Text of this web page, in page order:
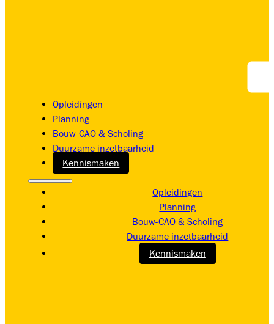
Opleidingen
Planning
Bouw-CAO & Scholing
Duurzame inzetbaarheid
Kennismaken
Opleidingen
Planning
Bouw-CAO & Scholing
Duurzame inzetbaarheid
Kennismaken